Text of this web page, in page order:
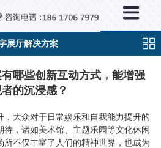
展厅解决方案
哪些创新互动方式，能增强
的沉浸感？
，大众对于日常娱乐和自我能力提升的
，诸如美术馆、主题乐园等文化休闲
不仅丰富了人们的精神世界，也成为
分类列表
×
触控互动系统
滑轨互动系统
全息成像
AR/VR互动系统
智能互动系统